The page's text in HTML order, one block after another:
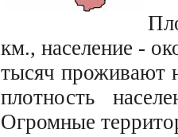
км., население -
тысяч проживают
плотность
Огромные